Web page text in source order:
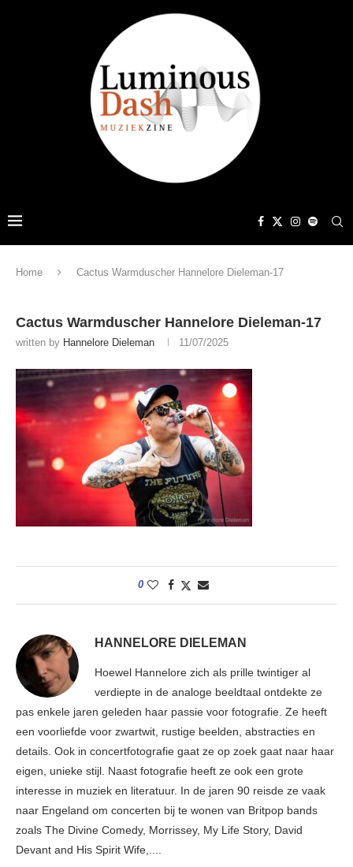
Home Cactus Warmduscher Hannelore Dieleman-17
Cactus Warmduscher Hannelore Dieleman-17
written by Hannelore Dieleman 11/07/2025
0
HANNELORE DIELEMAN
Hoewel Hannelore zich als prille twintiger al
verdiepte in de analoge beeldtaal ontdekte ze
pas enkele jaren geleden haar passie voor fotografie. Ze heeft
een voorliefde voor zwartwit, rustige beelden, abstracties en
details. Ook in concertfotografie gaat ze op zoek gaat naar haar
eigen, unieke stijl. Naast fotografie heeft ze ook een grote
interesse in muziek en literatuur. In de jaren 90 reisde ze vaak
naar Engeland om concerten bij te wonen van Britpop bands
zoals The Divine Comedy, Morrissey, My Life Story, David
Devant and His Spirit Wife,....